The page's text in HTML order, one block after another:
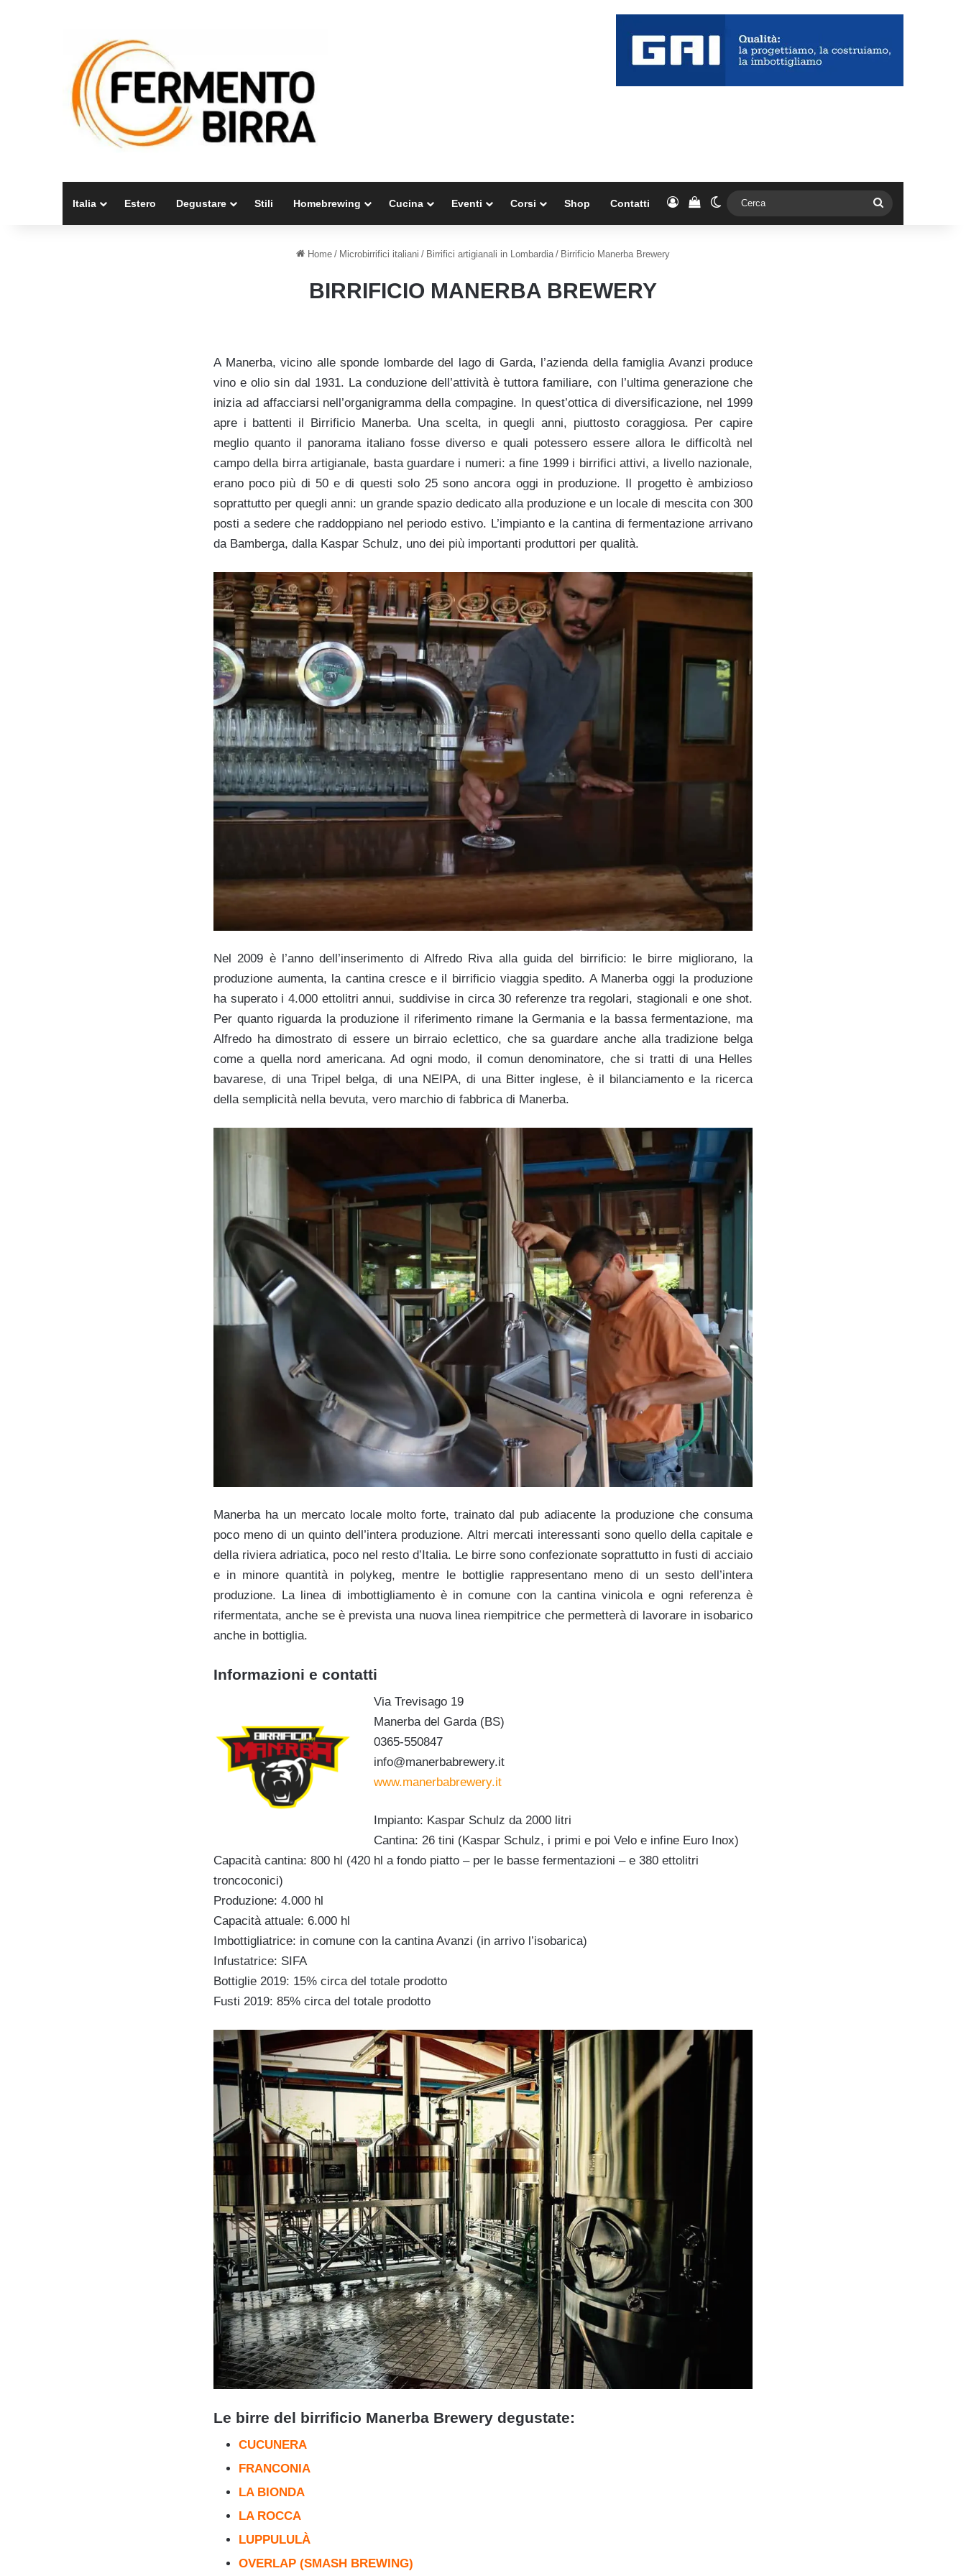
Italia Estero Degustare Stili Homebrewing Cucina Eventi Corsi Shop Contatti AccediVedi il carrello
Cambia aspetto
Home / Microbirrifici italiani / Birrifici artigianali in Lombardia / Birrificio Manerba Brewery
BIRRIFICIO MANERBA BREWERY
A Manerba, vicino alle sponde lombarde del lago di Garda, l’azienda della famiglia Avanzi produce
vino e olio sin dal 1931. La conduzione dell’attività è tuttora familiare, con l’ultima generazione che
inizia ad affacciarsi nell’organigramma della compagine. In quest’ottica di diversificazione, nel 1999
apre i battenti il Birrificio Manerba. Una scelta, in quegli anni, piuttosto coraggiosa. Per capire
meglio quanto il panorama italiano fosse diverso e quali potessero essere allora le difficoltà nel
campo della birra artigianale, basta guardare i numeri: a fine 1999 i birrifici attivi, a livello nazionale,
erano poco più di 50 e di questi solo 25 sono ancora oggi in produzione. Il progetto è ambizioso
soprattutto per quegli anni: un grande spazio dedicato alla produzione e un locale di mescita con 300
posti a sedere che raddoppiano nel periodo estivo. L’impianto e la cantina di fermentazione arrivano
da Bamberga, dalla Kaspar Schulz, uno dei più importanti produttori per qualità.
Nel 2009 è l’anno dell’inserimento di Alfredo Riva alla guida del birrificio: le birre migliorano, la
produzione aumenta, la cantina cresce e il birrificio viaggia spedito. A Manerba oggi la produzione
ha superato i 4.000 ettolitri annui, suddivise in circa 30 referenze tra regolari, stagionali e one shot.
Per quanto riguarda la produzione il riferimento rimane la Germania e la bassa fermentazione, ma
Alfredo ha dimostrato di essere un birraio eclettico, che sa guardare anche alla tradizione belga
come a quella nord americana. Ad ogni modo, il comun denominatore, che si tratti di una Helles
bavarese, di una Tripel belga, di una NEIPA, di una Bitter inglese, è il bilanciamento e la ricerca
della semplicità nella bevuta, vero marchio di fabbrica di Manerba.
Manerba ha un mercato locale molto forte, trainato dal pub adiacente la produzione che consuma
poco meno di un quinto dell’intera produzione. Altri mercati interessanti sono quello della capitale e
della riviera adriatica, poco nel resto d’Italia. Le birre sono confezionate soprattutto in fusti di acciaio
e in minore quantità in polykeg, mentre le bottiglie rappresentano meno di un sesto dell’intera
produzione. La linea di imbottigliamento è in comune con la cantina vinicola e ogni referenza è
rifermentata, anche se è prevista una nuova linea riempitrice che permetterà di lavorare in isobarico
anche in bottiglia.
Informazioni e contatti
Via Trevisago 19
Manerba del Garda (BS)
0365-550847
info@manerbabrewery.it
www.manerbabrewery.it
Impianto: Kaspar Schulz da 2000 litri
Cantina: 26 tini (Kaspar Schulz, i primi e poi Velo e infine Euro Inox)
Capacità cantina: 800 hl (420 hl a fondo piatto – per le basse fermentazioni – e 380 ettolitri
troncoconici)
Produzione: 4.000 hl
Capacità attuale: 6.000 hl
Imbottigliatrice: in comune con la cantina Avanzi (in arrivo l’isobarica)
Infustatrice: SIFA
Bottiglie 2019: 15% circa del totale prodotto
Fusti 2019: 85% circa del totale prodotto
Le birre del birrificio Manerba Brewery degustate:
CUCUNERA
FRANCONIA
LA BIONDA
LA ROCCA
LUPPULULÀ
OVERLAP (SMASH BREWING)